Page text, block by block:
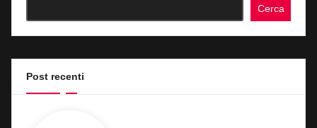
Cerca
Post recenti